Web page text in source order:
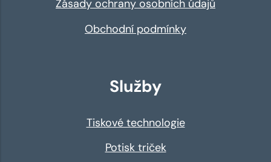
Zásady ochrany osobních údajů
Obchodní podmínky
Služby
Tiskové technologie
Potisk triček